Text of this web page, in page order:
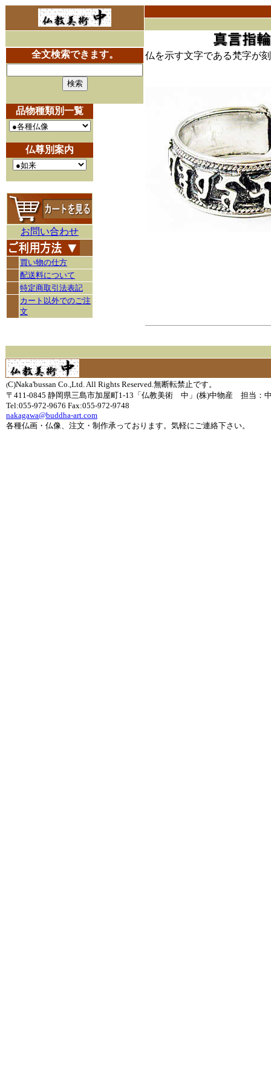
全文検索できます。
品物種類別一覧
仏尊別案内
お問い合わせ
買い物の仕方
配送料について
特定商取引法表記
カート以外でのご注
文
仏を示す文字である梵字が
(C)Naka'bussan Co.,Ltd. All Rights Reserved.無断転禁止です。
〒411-0845 静岡県三島市加屋町1-13「仏教美術 中」(株)中物産 担当：
Tel:055-972-9676 Fax:055-972-9748
nakagawa@buddha-art.com
各種仏画・仏像、注文・制作承っております。気軽にご連絡下さい。